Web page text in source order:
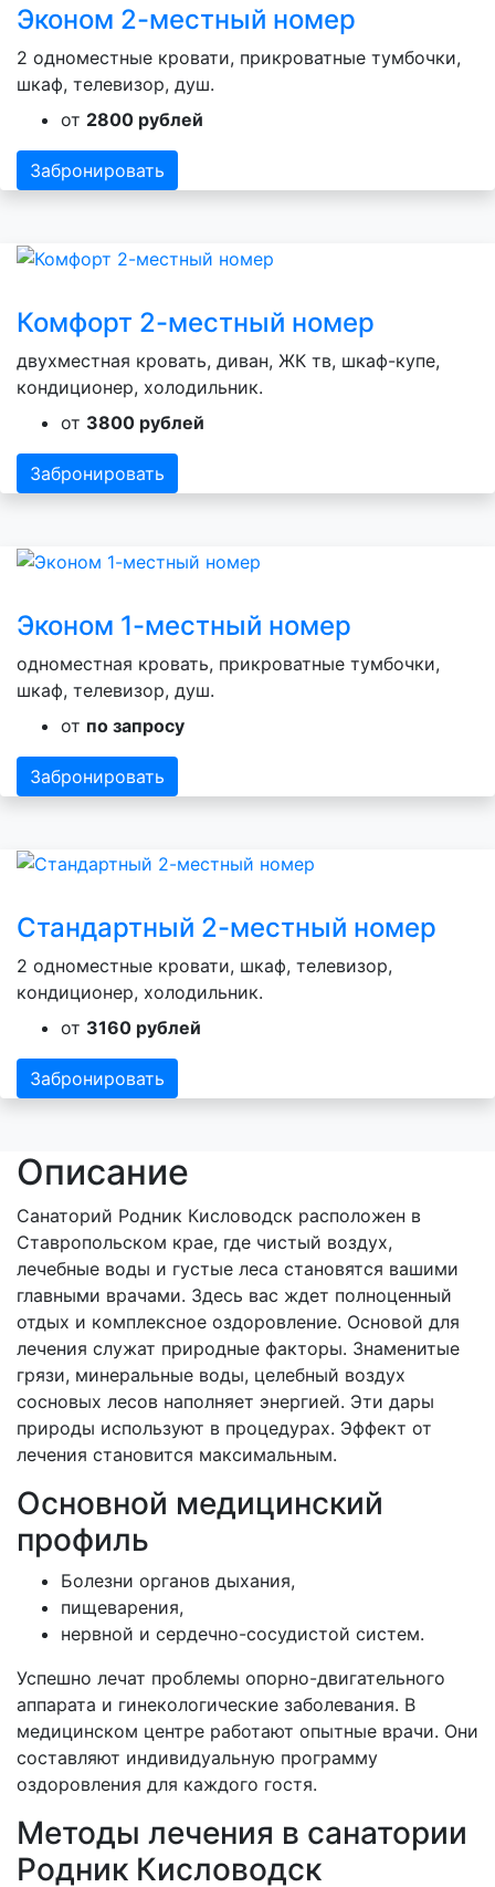
Эконом 2-местный номер
2 одноместные кровати, прикроватные тумбочки,
шкаф, телевизор, душ.
от 2800 рублей
Забронировать
Комфорт 2-местный номер
двухместная кровать, диван, ЖК тв, шкаф-купе,
кондиционер, холодильник.
от 3800 рублей
Забронировать
Эконом 1-местный номер
одноместная кровать, прикроватные тумбочки,
шкаф, телевизор, душ.
от по запросу
Забронировать
Стандартный 2-местный номер
2 одноместные кровати, шкаф, телевизор,
кондиционер, холодильник.
от 3160 рублей
Забронировать
Описание
Санаторий Родник Кисловодск расположен в
Ставропольском крае, где чистый воздух,
лечебные воды и густые леса становятся вашими
главными врачами. Здесь вас ждет полноценный
отдых и комплексное оздоровление. Основой для
лечения служат природные факторы. Знаменитые
грязи, минеральные воды, целебный воздух
сосновых лесов наполняет энергией. Эти дары
природы используют в процедурах. Эффект от
лечения становится максимальным.
Основной медицинский
профиль
Болезни органов дыхания,
пищеварения,
нервной и сердечно-сосудистой систем.
Успешно лечат проблемы опорно-двигательного
аппарата и гинекологические заболевания. В
медицинском центре работают опытные врачи. Они
составляют индивидуальную программу
оздоровления для каждого гостя.
Методы лечения в санатории
Родник Кисловодск